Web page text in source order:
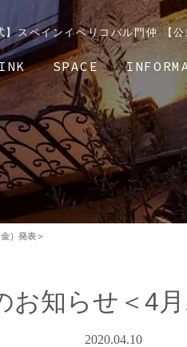
スペインイベリコバル門仲 【
SPACE
）発表＞
お知らせ＜4
2020.04.10